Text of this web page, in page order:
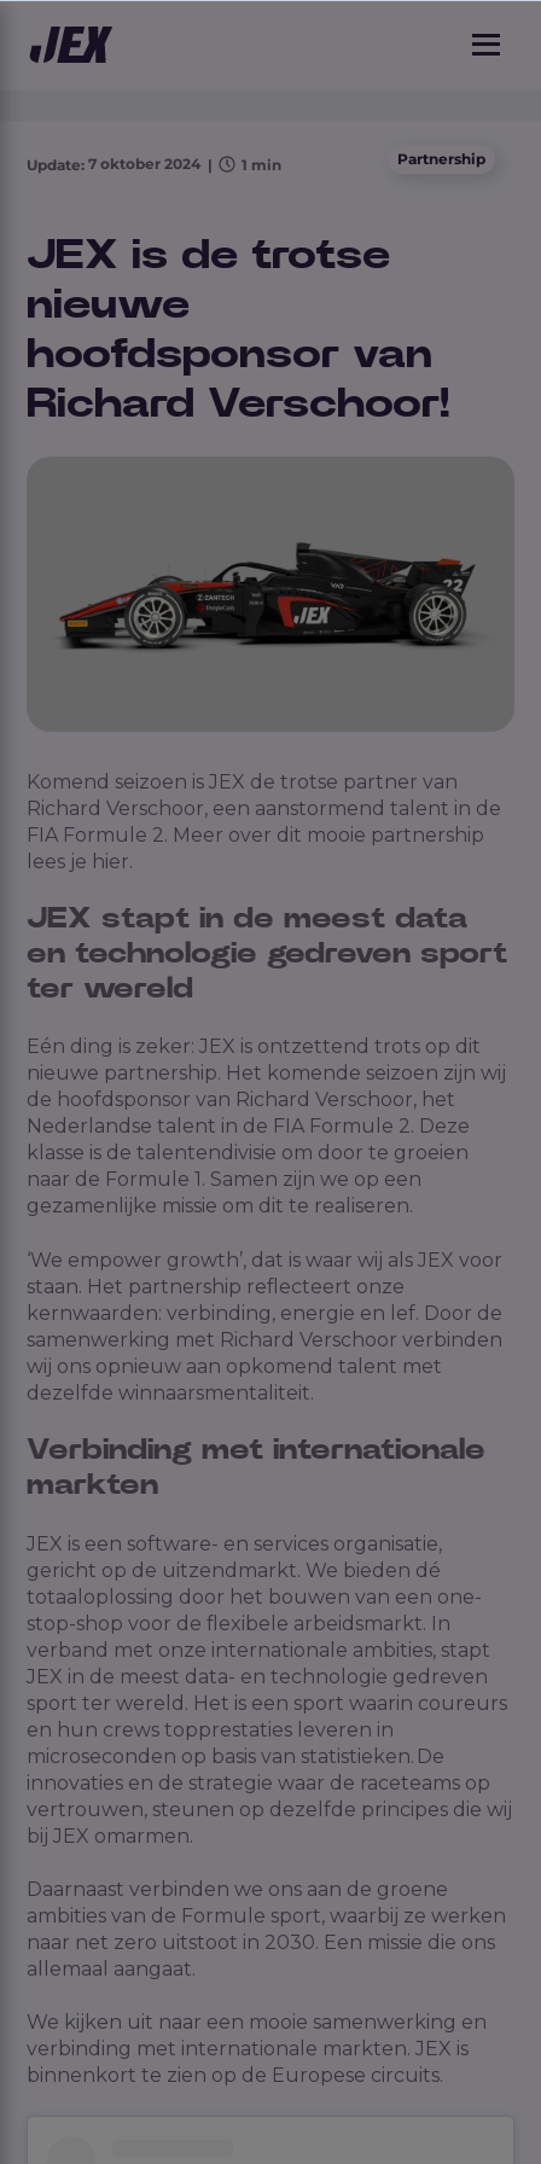
Update: 7 oktober 2024 | 1 min Partnership
JEX is de trotse
nieuwe
hoofdsponsor van
Richard Verschoor!
Komend seizoen is JEX de trotse partner van
Richard Verschoor, een aanstormend talent in de
FIA Formule 2. Meer over dit mooie partnership
lees je hier.
JEX stapt in de meest data
en technologie gedreven sport
ter wereld
Eén ding is zeker: JEX is ontzettend trots op dit
nieuwe partnership. Het komende seizoen zijn wij
de hoofdsponsor van Richard Verschoor, het
Nederlandse talent in de FIA Formule 2. Deze
klasse is de talentendivisie om door te groeien
naar de Formule 1. Samen zijn we op een
gezamenlijke missie om dit te realiseren.
‘We empower growth’, dat is waar wij als JEX voor
staan. Het partnership reflecteert onze
kernwaarden: verbinding, energie en lef. Door de
samenwerking met Richard Verschoor verbinden
wij ons opnieuw aan opkomend talent met
dezelfde winnaarsmentaliteit.
Verbinding met internationale
markten
JEX is een software- en services organisatie,
gericht op de uitzendmarkt. We bieden dé
totaaloplossing door het bouwen van een one-
stop-shop voor de flexibele arbeidsmarkt. In
verband met onze internationale ambities, stapt
JEX in de meest data- en technologie gedreven
sport ter wereld. Het is een sport waarin coureurs
en hun crews topprestaties leveren in
microseconden op basis van statistieken. De
innovaties en de strategie waar de raceteams op
vertrouwen, steunen op dezelfde principes die wij
bij JEX omarmen.
Daarnaast verbinden we ons aan de groene
ambities van de Formule sport, waarbij ze werken
naar net zero uitstoot in 2030. Een missie die ons
allemaal aangaat.
We kijken uit naar een mooie samenwerking en
verbinding met internationale markten. JEX is
binnenkort te zien op de Europese circuits.